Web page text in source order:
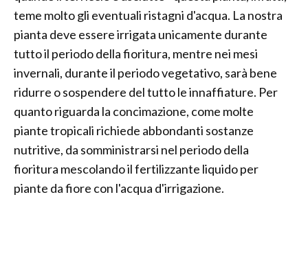
teme molto gli eventuali ristagni d'acqua. La nostra
pianta deve essere irrigata unicamente durante
tutto il periodo della fioritura, mentre nei mesi
invernali, durante il periodo vegetativo, sarà bene
ridurre o sospendere del tutto le innaffiature. Per
quanto riguarda la concimazione, come molte
piante tropicali richiede abbondanti sostanze
nutritive, da somministrarsi nel periodo della
fioritura mescolando il fertilizzante liquido per
piante da fiore con l'acqua d'irrigazione.